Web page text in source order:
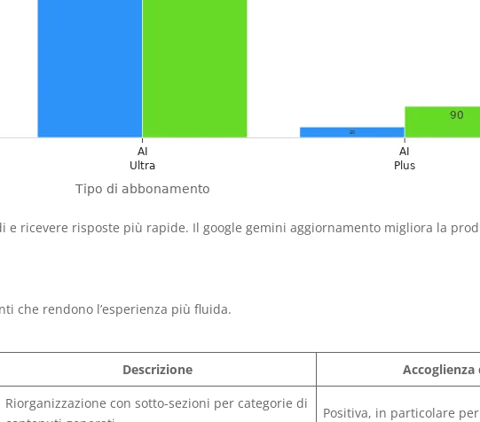
e ricevere risposte più rapide. Il google gemini aggiornamento migliora la
che rendono l’esperienza più fluida.
Descrizione
Riorganizzazione con sotto-sezioni per categorie di
Positiva, in particolare